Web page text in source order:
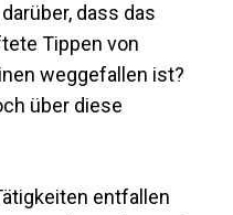
dass das
Tippen von
weggefallen ist?
über diese
entfallen